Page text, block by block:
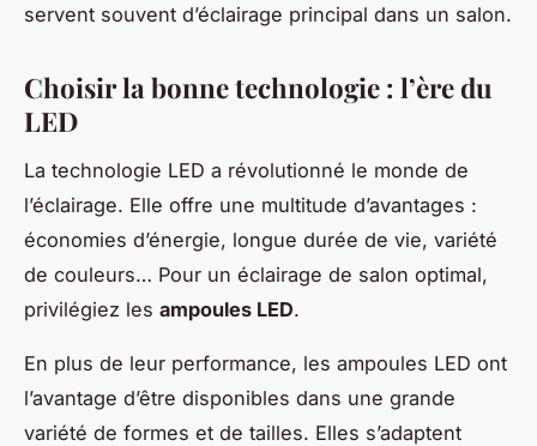
servent souvent d’éclairage principal dans un salon.
Choisir la bonne technologie : l’ère du
LED
La technologie LED a révolutionné le monde de
l’éclairage. Elle offre une multitude d’avantages :
économies d’énergie, longue durée de vie, variété
de couleurs… Pour un éclairage de salon optimal,
privilégiez les ampoules LED.
En plus de leur performance, les ampoules LED ont
l’avantage d’être disponibles dans une grande
variété de formes et de tailles. Elles s’adaptent